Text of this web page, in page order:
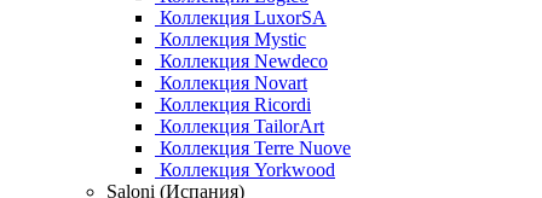
Коллекция LuxorSA
Коллекция Mystic
Коллекция Newdeco
Коллекция Novart
Коллекция Ricordi
Коллекция TailorArt
Коллекция Terre Nuove
Коллекция Yorkwood
Saloni (Испания)